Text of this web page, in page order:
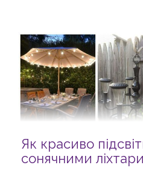
Як красиво
сонячними